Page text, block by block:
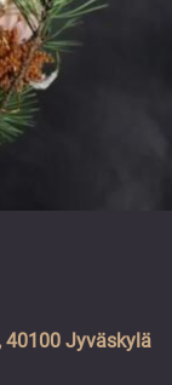
40100 Jyväskylä